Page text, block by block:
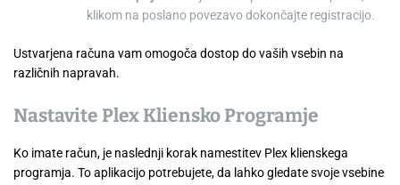
klikom na poslano povezavo dokončajte registracijo.
Ustvarjena računa vam omogoča dostop do vaših vsebin na
različnih napravah.
Nastavite Plex Kliensko Programje
Ko imate račun, je naslednji korak namestitev Plex klienskega
programja. To aplikacijo potrebujete, da lahko gledate svoje vsebine